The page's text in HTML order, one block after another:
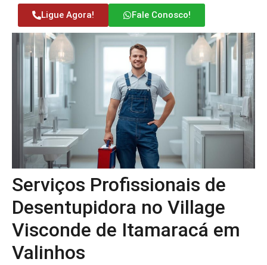
Ligue Agora! Fale Conosco!
Serviços Profissionais de
Desentupidora no Village
Visconde de Itamaracá em
Valinhos